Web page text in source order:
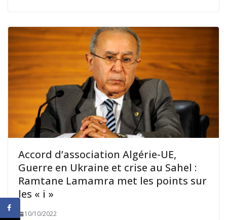
Accord d’association Algérie-UE,
Guerre en Ukraine et crise au Sahel :
Ramtane Lamamra met les points sur
les « i »
10/10/2022